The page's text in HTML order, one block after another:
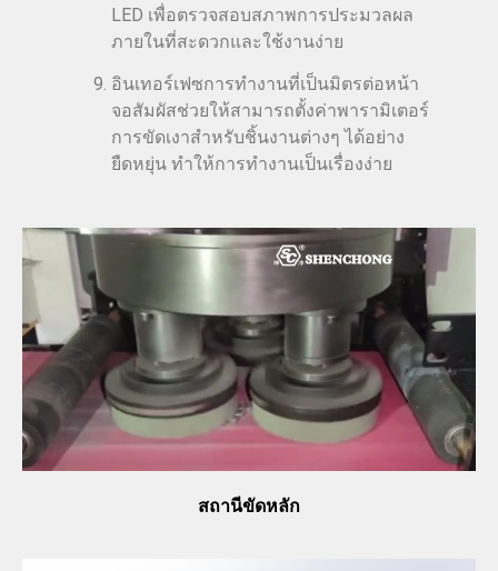
LED เพื่อตรวจสอบสภาพการประมวลผล
ภายในที่สะดวกและใช้งานง่าย
อินเทอร์เฟซการทำงานที่เป็นมิตรต่อหน้า
จอสัมผัสช่วยให้สามารถตั้งค่าพารามิเตอร์
การขัดเงาสำหรับชิ้นงานต่างๆ ได้อย่าง
ยืดหยุ่น ทำให้การทำงานเป็นเรื่องง่าย
สถานีขัดหลัก